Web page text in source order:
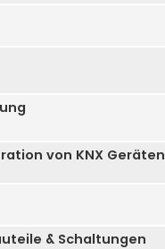
von KNX Geräten
& Schaltungen